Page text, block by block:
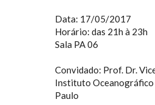
Data: 17/05/2017
Horário: das 21h à 23h
Sala PA 06
Convidado: Prof. Dr.
Instituto Oceanográfico
Paulo